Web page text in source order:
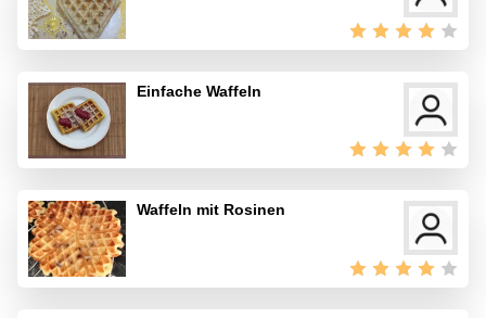
Einfache Waffeln
Waffeln mit Rosinen